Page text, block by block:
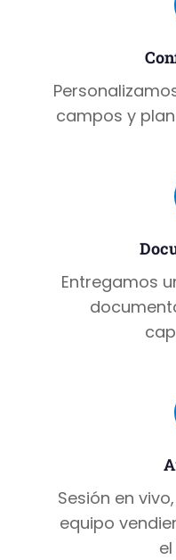
campos y
Entregamos
Sesión en
equipo